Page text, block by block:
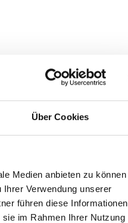
Über Cookies
Medien anbieten zu können
Verwendung unserer
führen diese Informationen
im Rahmen Ihrer Nutzung